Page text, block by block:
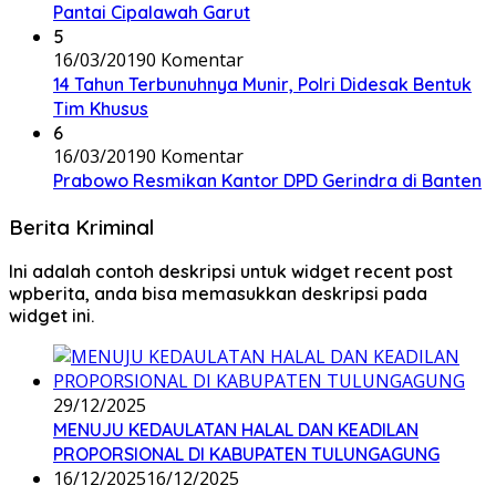
Pantai Cipalawah Garut
5
16/03/20190 Komentar
14 Tahun Terbunuhnya Munir, Polri Didesak Bentuk
Tim Khusus
6
16/03/20190 Komentar
Prabowo Resmikan Kantor DPD Gerindra di Banten
Berita Kriminal
Ini adalah contoh deskripsi untuk widget recent post
wpberita, anda bisa memasukkan deskripsi pada
widget ini.
29/12/2025
MENUJU KEDAULATAN HALAL DAN KEADILAN
PROPORSIONAL DI KABUPATEN TULUNGAGUNG
16/12/202516/12/2025